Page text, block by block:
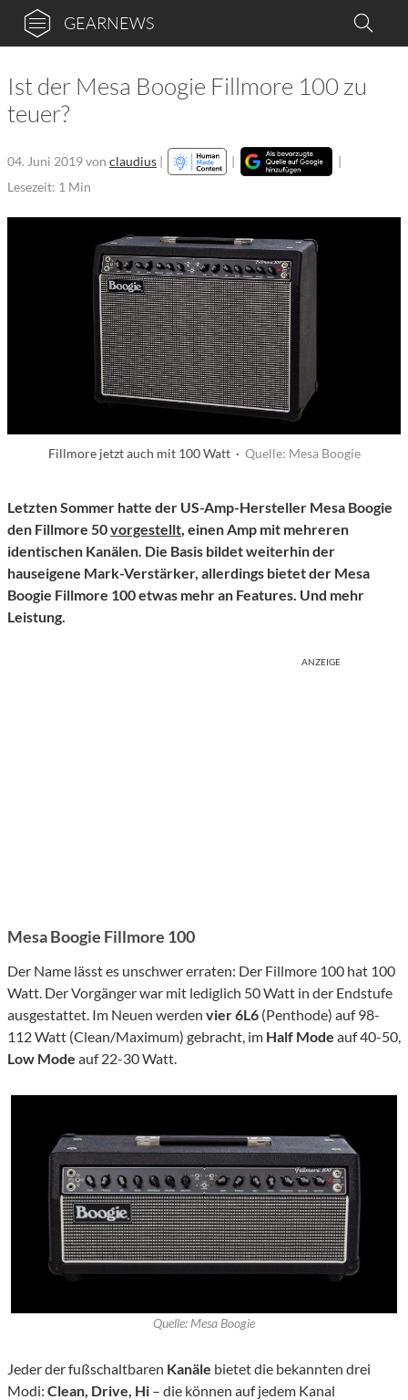
GEARNEWS
Ist der Mesa Boogie Fillmore 100 zu
teuer?
04. Juni 2019von claudius | |
|
Lesezeit: 1 Min
Fillmore jetzt auch mit 100 Watt · Quelle: Mesa Boogie
Letzten Sommer hatte der US-Amp-Hersteller Mesa Boogie
den Fillmore 50vorgestellt, einen Amp mit mehreren
identischen Kanälen. Die Basis bildet weiterhin der
hauseigene Mark-Verstärker, allerdings bietet der Mesa
Boogie Fillmore 100 etwas mehr an Features. Und mehr
Leistung.
ANZEIGE
Mesa Boogie Fillmore 100
Der Name lässt es unschwer erraten: Der Fillmore 100 hat 100
Watt. Der Vorgänger war mit lediglich 50 Watt in der Endstufe
ausgestattet. Im Neuen werden vier 6L6 (Penthode) auf 98-
112 Watt (Clean/Maximum) gebracht, im Half Mode auf 40-50,
Low Mode auf 22-30 Watt.
Quelle: Mesa Boogie
Jeder der fußschaltbaren Kanäle bietet die bekannten drei
Modi: Clean, Drive, Hi – die können auf jedem Kanal